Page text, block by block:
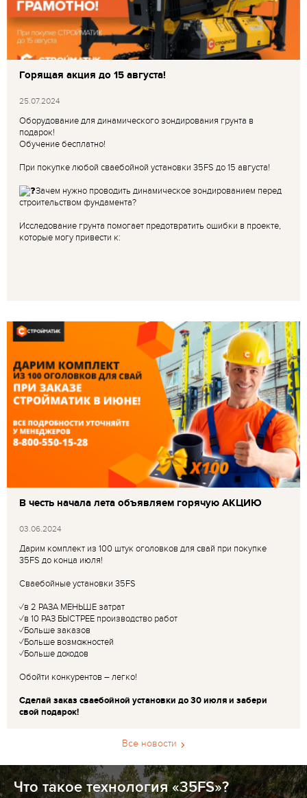
Горящая акция до 15 августа!
25.07.2024
Оборудование для динамического зондирования грунта в
подарок!
Обучение бесплатно!
При покупке любой сваебойной установки 35FS до 15 августа!
Зачем нужно проводить динамическое зондированием перед
строительством фундамента?
Исследование грунта помогает предотвратить ошибки в проекте,
которые могу привести к:
В честь начала лета объявляем горячую АКЦИЮ
03.06.2024
Дарим комплект из 100 штук оголовков для свай при покупке
35FS до конца июля!
Сваебойные установки 35FS
✓в 2 РАЗА МЕНЬШЕ затрат
✓в 10 РАЗ БЫСТРЕЕ производство работ
✓Больше заказов
✓Больше возможностей
✓Больше доходов
Обойти конкурентов – легко!
Сделай заказ сваебойной установки до 30 июля и забери
свой подарок!
Все новости
Что такое технология «35FS»?